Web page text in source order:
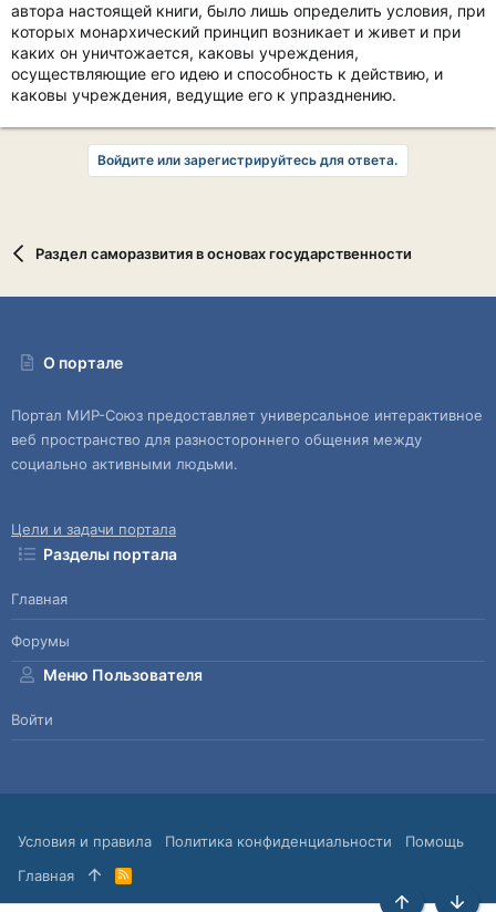
автора настоящей книги, было лишь определить условия, при
которых монархический принцип возникает и живет и при
каких он уничтожается, каковы учреждения,
осуществляющие его идею и способность к действию, и
каковы учреждения, ведущие его к упразднению.
Войдите или зарегистрируйтесь для ответа.
Раздел саморазвития в основах государственности
О портале
Портал МИР-Союз предоставляет универсальное интерактивное
веб пространство для разностороннего общения между
социально активными людьми.
Цели и задачи портала
Разделы портала
Главная
Форумы
Меню Пользователя
Войти
Условия и правила Политика конфиденциальности
Помощь
Главная
R
S
S